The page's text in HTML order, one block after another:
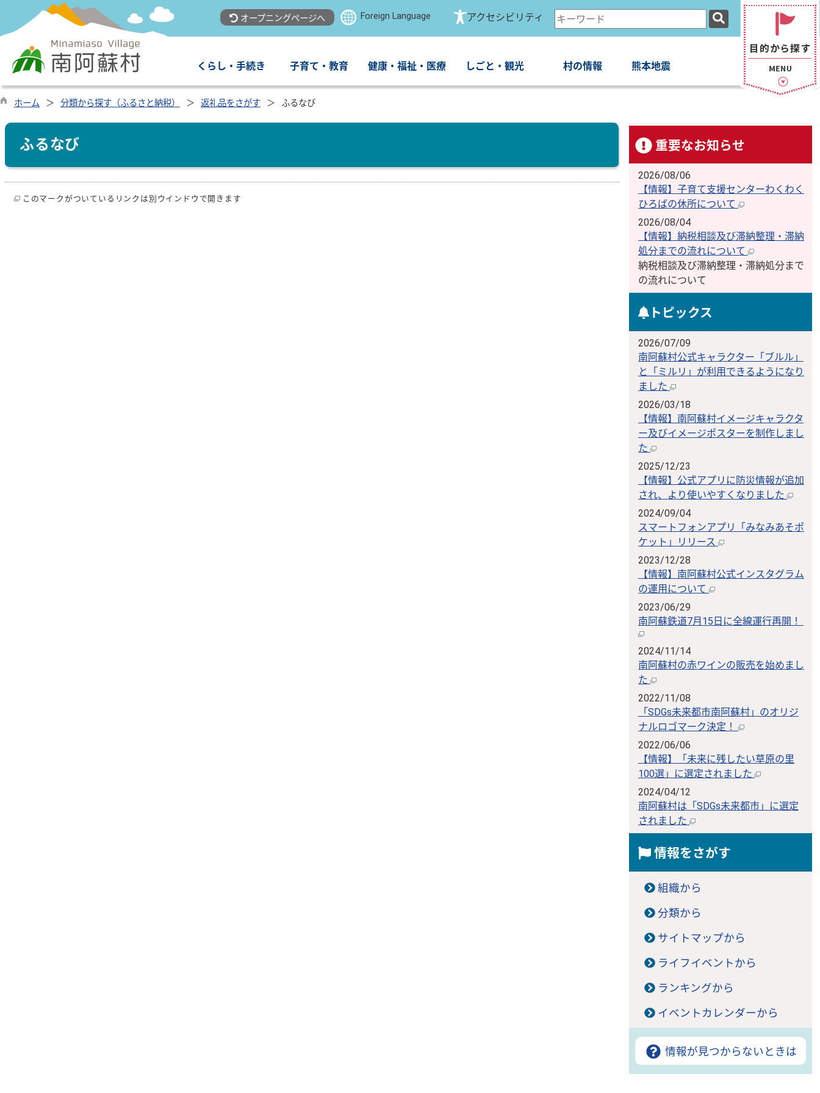
オープニングページへ Foreign Language アクセシビリティ
検
索
ー
ー
くらし・手続き 子育て・教育 健康・福祉・医療 しごと・観光 村の情報 熊本地震
ホーム 分類から探す（ふるさと納税） 返礼品をさがす ふるなび
ふるなび
このマークがついているリンクは別ウインドウで開きます
重要なお知らせ
2026/08/06
【情報】子育て支援センターわくわく
ひろばの休所について
2026/08/04
【情報】納税相談及び滞納整理・滞納
処分までの流れについて
納税相談及び滞納整理・滞納処分まで
の流れについて
トピックス
2026/07/09
南阿蘇村公式キャラクター「ブルル」
と「ミルリ」が利用できるようになり
ました
2026/03/18
【情報】南阿蘇村イメージキャラクタ
ー及びイメージポスターを制作しまし
た
2025/12/23
【情報】公式アプリに防災情報が追加
され、より使いやすくなりました
2024/09/04
スマートフォンアプリ「みなみあそポ
ケット」リリース
2023/12/28
【情報】南阿蘇村公式インスタグラム
の運用について
2023/06/29
南阿蘇鉄道7月15日に全線運行再開！
2024/11/14
南阿蘇村の赤ワインの販売を始めまし
た
2022/11/08
「SDGs未来都市南阿蘇村」のオリジ
ナルロゴマーク決定！
2022/06/06
【情報】「未来に残したい草原の里
100選」に選定されました
2024/04/12
南阿蘇村は「SDGs未来都市」に選定
されました
情報をさがす
組織から
分類から
サイトマップから
ライフイベントから
ランキングから
イベントカレンダーから
情報が見つからないときは